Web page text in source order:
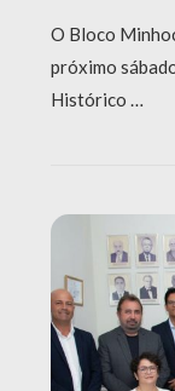
O Bloco
próximo
Histórico …